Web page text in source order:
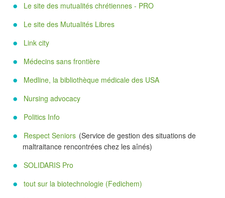
Le site des mutualités chrétiennes - PRO
Le site des Mutualités Libres
Link city
Médecins sans frontière
Medline, la bibliothèque médicale des USA
Nursing advocacy
Politics Info
Respect Seniors (Service de gestion des situations de
maltraitance rencontrées chez les aînés)
SOLIDARIS Pro
tout sur la biotechnologie (Fedichem)